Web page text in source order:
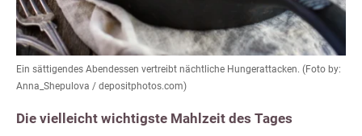
Ein sättigendes Abendessen vertreibt nächtliche Hungerattacken. (Foto by:
Anna_Shepulova / depositphotos.com)
Die vielleicht wichtigste Mahlzeit des Tages